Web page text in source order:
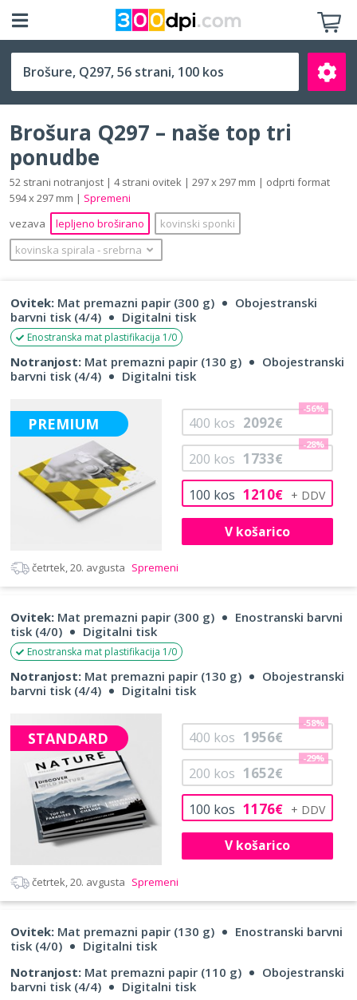
Q297 (297 x 297 mm)
Išči
Brošura Q297 – naše top tri
ponudbe
52 strani notranjost | 4 strani ovitek | 297 x 297 mm | odprti format
594 x 297 mm | Spremeni
vezava
lepljeno broširano
kovinski sponki
kovinska spirala ‐ srebrna
Ovitek: Mat premazni papir (300 g)
Obojestranski
barvni tisk (4/4)
Digitalni tisk
Enostranska mat plastifikacija 1/0
Notranjost: Mat premazni papir (130 g)
Obojestranski
barvni tisk (4/4)
Digitalni tisk
PREMIUM
100 kos 1210€
200 kos 1733€
-28%
400 kos 2092€
-56%
V košarico
četrtek, 20. avgusta Spremeni
Ovitek: Mat premazni papir (300 g)
Enostranski barvni
tisk (4/0)
Digitalni tisk
Enostranska mat plastifikacija 1/0
Notranjost: Mat premazni papir (130 g)
Obojestranski
barvni tisk (4/4)
Digitalni tisk
STANDARD
100 kos 1176€
200 kos 1652€
-29%
400 kos 1956€
-58%
V košarico
četrtek, 20. avgusta Spremeni
Ovitek: Mat premazni papir (130 g)
Enostranski barvni
tisk (4/0)
Digitalni tisk
Notranjost: Mat premazni papir (110 g)
Obojestranski
barvni tisk (4/4)
Digitalni tisk